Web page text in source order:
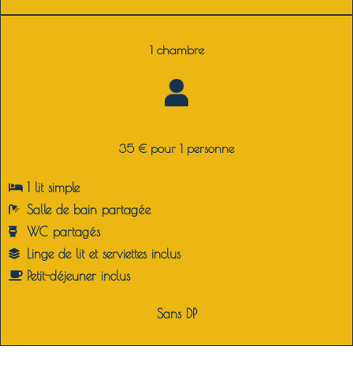
1 chambre
35 € pour 1 personne
1 lit simple
Salle de bain partagée
WC partagés
Linge de lit et serviettes inclus
Petit-déjeuner inclus
Sans DP